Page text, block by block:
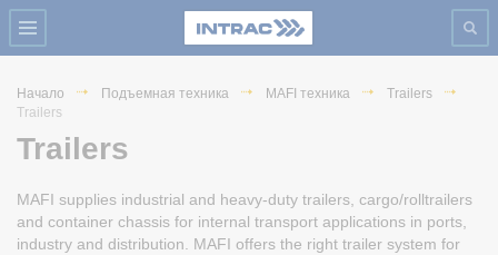
Начало Подъемная техника MAFI техника
Trailers
Trailers
Trailers
MAFI supplies industrial and heavy-duty trailers, cargo/rolltrailers
and container chassis for internal transport applications in ports,
industry and distribution. MAFI offers the right trailer system for